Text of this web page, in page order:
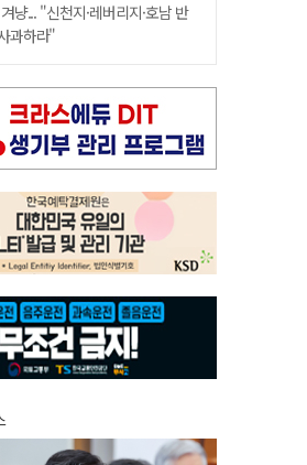
냥... "신천지·레버리지·호남 반
과하라"